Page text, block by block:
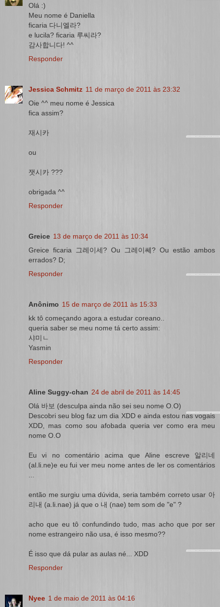
Olá :)
Meu nome é Daniella
ficaria 다니엘라?
e lucila? ficaria 루씨라?
감사합니다! ^^
Responder
Jessica Schmitz 11 de março de 2011 às 23:32
Oie ^^ meu nome é Jessica
fica assim?
재시카
ou
잿시카 ???
obrigada ^^
Responder
Greice 13 de março de 2011 às 10:34
Greice ficaria 그레이세? Ou 그레이쎄? Ou estão ambos
errados? D;
Responder
Anônimo 15 de março de 2011 às 15:33
kk tô começando agora a estudar coreano..
queria saber se meu nome tá certo assim:
샤미ㄴ
Yasmin
Responder
Aline Suggy-chan 24 de abril de 2011 às 14:45
Olá 바보 (desculpa ainda não sei seu nome O.O)
Descobri seu blog faz um dia XDD e ainda estou nas vogais
XDD, mas como sou afobada queria ver como era meu
nome O.O
Eu vi no comentário acima que Aline escreve 알리네
(al.li.ne)e eu fui ver meu nome antes de ler os comentários
...
então me surgiu uma dúvida, seria também correto usar 아
리내 (a.li.nae) já que o 내 (nae) tem som de "e" ?
acho que eu tô confundindo tudo, mas acho que por ser
nome estrangeiro não usa, é isso mesmo??
É isso que dá pular as aulas né... XDD
Responder
Nyee 1 de maio de 2011 às 04:16